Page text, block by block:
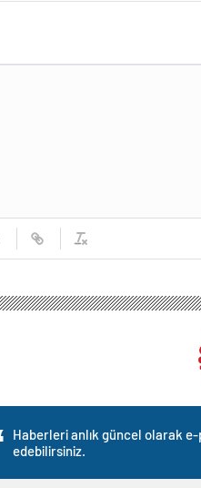
Haberleri anlık güncel olarak
edebilirsiniz.